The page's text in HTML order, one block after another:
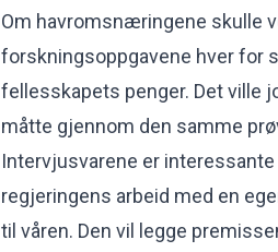
Om havromsnæringene skulle
forskningsoppgavene hver for
fellesskapets penger. Det ville
måtte gjennom den samme
Intervjusvarene er
regjeringens arbeid med en
til våren. Den vil legge